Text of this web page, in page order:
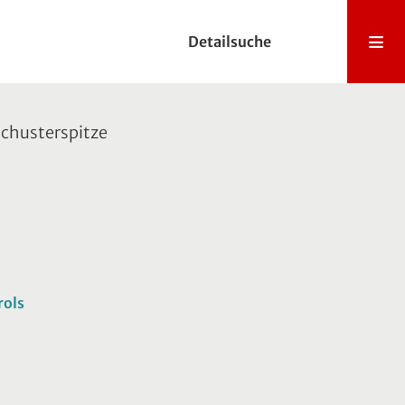
Detailsuche